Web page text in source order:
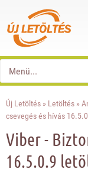
Új Letöltés » Letöltés »
csevegés és hívás
Viber -
16.5.0.9